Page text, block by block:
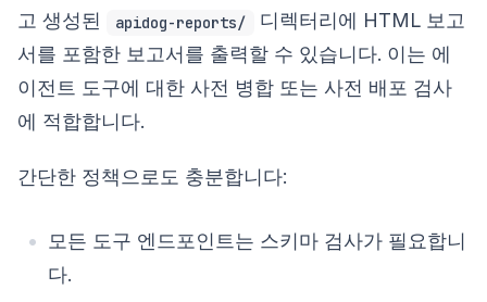
고 생성된
apidog-reports/
디렉터리에 HTML 보고
서를 포함한 보고서를 출력할 수 있습니다. 이는 에
이전트 도구에 대한 사전 병합 또는 사전 배포 검사
에 적합합니다.
간단한 정책으로도 충분합니다:
모든 도구 엔드포인트는 스키마 검사가 필요합니
다.